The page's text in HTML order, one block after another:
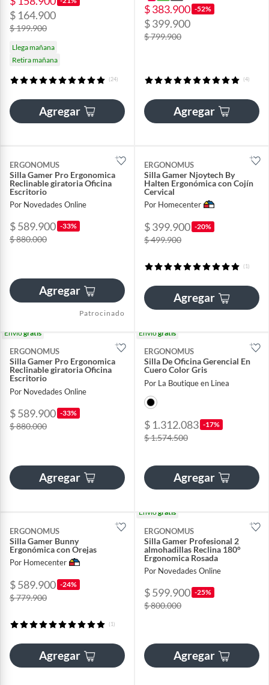
$ 164.900
$ 199.900
Llega mañana
Retira mañana
(24)
Agregar
$ 383.900 -52%
$ 399.900
$ 799.900
(4)
Agregar
ERGONOMUS
Silla Gamer Pro Ergonomica
Reclinable giratoria Oficina
Escritorio
Por Novedades Online
$ 589.900 -33%
$ 880.000
Agregar
Patrocinado
ERGONOMUS
Silla Gamer Njoytech By
Halten Ergonómica con Cojín
Cervical
Por Homecenter
$ 399.900 -20%
$ 499.900
(1)
Agregar
Envíogratis
ERGONOMUS
Silla Gamer Pro Ergonomica
Reclinable giratoria Oficina
Escritorio
Por Novedades Online
$ 589.900 -33%
$ 880.000
Agregar
Envíogratis
ERGONOMUS
Silla De Oficina Gerencial En
Cuero Color Gris
Por La Boutique en Linea
$ 1.312.083 -17%
$ 1.574.500
Agregar
ERGONOMUS
Silla Gamer Bunny
Ergonómica con Orejas
Por Homecenter
$ 589.900 -24%
$ 779.900
(1)
Agregar
Envíogratis
ERGONOMUS
Silla Gamer Profesional 2
almohadillas Reclina 180°
Ergonomica Rosada
Por Novedades Online
$ 599.900 -25%
$ 800.000
Agregar